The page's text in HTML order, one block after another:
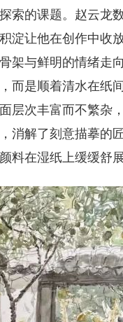
索的课题。赵云龙
淀让他在创作中收
架与鲜明的情绪走
而是顺着清水在纸
层次丰富而不繁杂
消解了刻意描摹的
料在湿纸上缓缓舒